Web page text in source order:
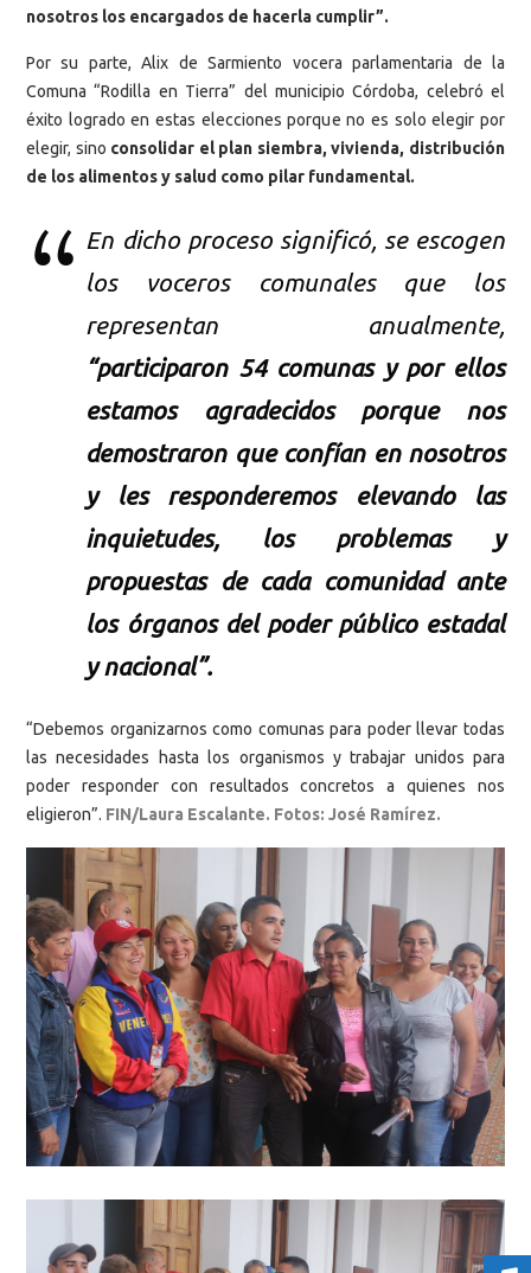
nosotros los encargados de hacerla cumplir”.
Por su parte, Alix de Sarmiento vocera parlamentaria de la
Comuna “Rodilla en Tierra” del municipio Córdoba, celebró el
éxito logrado en estas elecciones porque no es solo elegir por
elegir, sino consolidar el plan siembra, vivienda, distribución
de los alimentos y salud como pilar fundamental.
En dicho proceso significó, se escogen
los voceros comunales que los
representan anualmente,
“participaron 54 comunas y por ellos
estamos agradecidos porque nos
demostraron que confían en nosotros
y les responderemos elevando las
inquietudes, los problemas y
propuestas de cada comunidad ante
los órganos del poder público estadal
y nacional”.
“Debemos organizarnos como comunas para poder llevar todas
las necesidades hasta los organismos y trabajar unidos para
poder responder con resultados concretos a quienes nos
eligieron”. FIN/Laura Escalante. Fotos: José Ramírez.